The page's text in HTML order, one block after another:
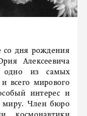
со дня рождения
Алексеевича
одно из самых
всего мирового
интерес и
миру. Член бюро